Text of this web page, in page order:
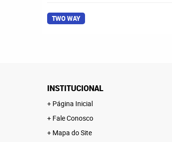
TWO WAY
INSTITUCIONAL
Página Inicial
Fale Conosco
Mapa do Site